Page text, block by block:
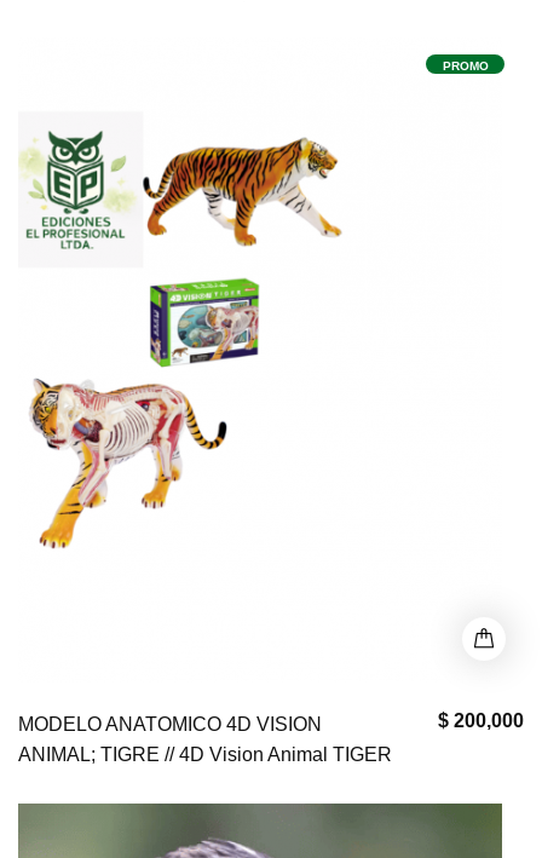
PROMO
$ 200,000
MODELO ANATOMICO 4D VISION
ANIMAL; TIGRE // 4D Vision Animal TIGER